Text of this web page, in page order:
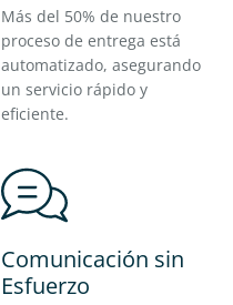
Más del 50% de nuestro
proceso de entrega está
automatizado, asegurando
un servicio rápido y
eficiente.
Comunicación sin
Esfuerzo